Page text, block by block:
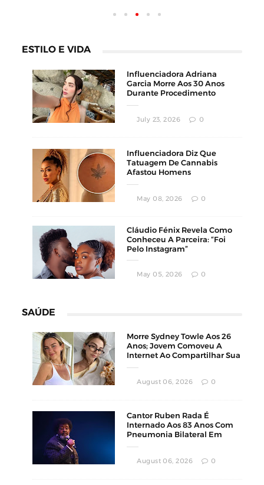
ESTILO E VIDA
Influenciadora Adriana
Garcia Morre Aos 30 Anos
Durante Procedimento
July 23, 2026 0
Influenciadora Diz Que
Tatuagem De Cannabis
Afastou Homens
May 08, 2026 0
Cláudio Fénix Revela Como
Conheceu A Parceira: “Foi
Pelo Instagram”
May 05, 2026 0
SAÚDE
Morre Sydney Towle Aos 26
Anos; Jovem Comoveu A
Internet Ao Compartilhar Sua
August 06, 2026 0
Cantor Ruben Rada É
Internado Aos 83 Anos Com
Pneumonia Bilateral Em
August 06, 2026 0